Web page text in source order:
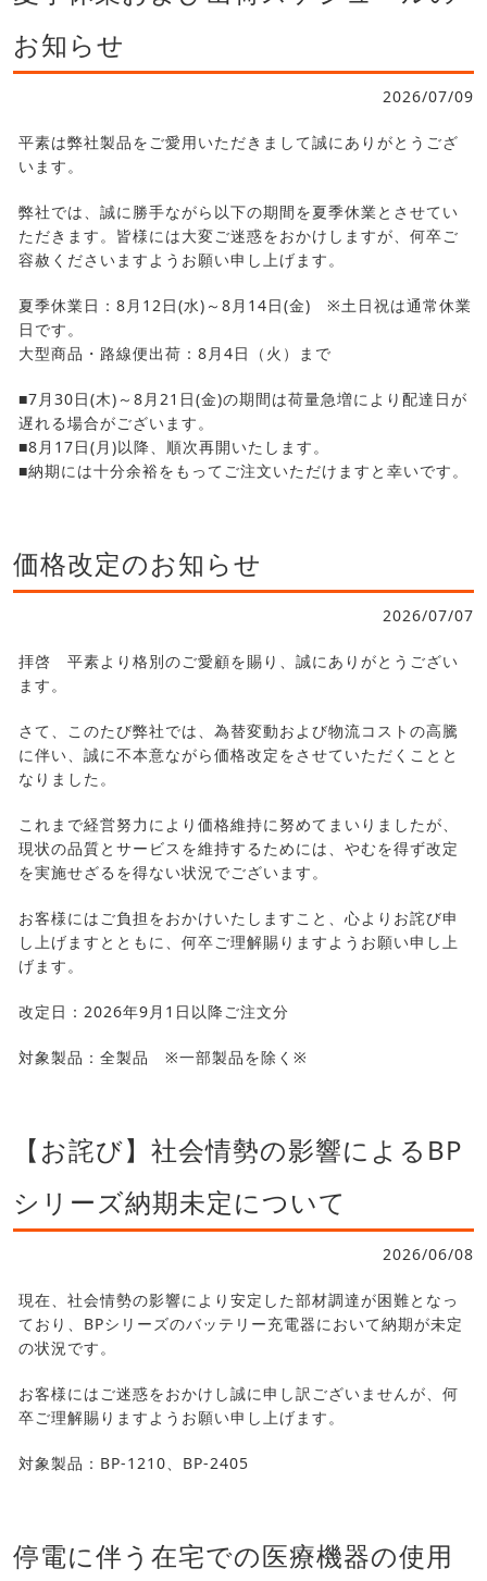
お知らせ
2026/07/09
平素は弊社製品をご愛用いただきまして誠にありがとうござ
います。
弊社では、誠に勝手ながら以下の期間を夏季休業とさせてい
ただきます。皆様には大変ご迷惑をおかけしますが、何卒ご
容赦くださいますようお願い申し上げます。
夏季休業日：8月12日(水)～8月14日(金) ※土日祝は通常休業
日です。
大型商品・路線便出荷：8月4日（火）まで
■7月30日(木)～8月21日(金)の期間は荷量急増により配達日が
遅れる場合がございます。
■8月17日(月)以降、順次再開いたします。
■納期には十分余裕をもってご注文いただけますと幸いです。
価格改定のお知らせ
2026/07/07
拝啓 平素より格別のご愛顧を賜り、誠にありがとうござい
ます。
さて、このたび弊社では、為替変動および物流コストの高騰
に伴い、誠に不本意ながら価格改定をさせていただくことと
なりました。
これまで経営努力により価格維持に努めてまいりましたが、
現状の品質とサービスを維持するためには、やむを得ず改定
を実施せざるを得ない状況でございます。
お客様にはご負担をおかけいたしますこと、心よりお詫び申
し上げますとともに、何卒ご理解賜りますようお願い申し上
げます。
改定日：2026年9月1日以降ご注文分
対象製品：全製品 ※一部製品を除く※
【お詫び】社会情勢の影響によるBP
シリーズ納期未定について
2026/06/08
現在、社会情勢の影響により安定した部材調達が困難となっ
ており、BPシリーズのバッテリー充電器において納期が未定
の状況です。
お客様にはご迷惑をおかけし誠に申し訳ございませんが、何
卒ご理解賜りますようお願い申し上げます。
対象製品：BP-1210、BP-2405
停電に伴う在宅での医療機器の使用